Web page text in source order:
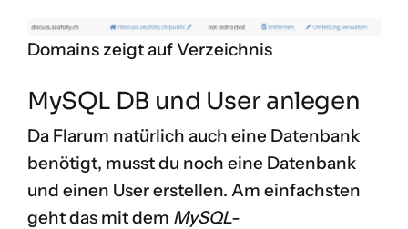
Domains zeigt auf Verzeichnis
MySQL DB und User anlegen
Da Flarum natürlich auch eine Datenbank
benötigt, musst du noch eine Datenbank
und einen User erstellen. Am einfachsten
geht das mit dem MySQL-